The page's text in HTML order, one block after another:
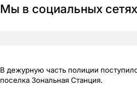
Мы в социальных
В дежурную часть полиции
поселка Зональная Станция.